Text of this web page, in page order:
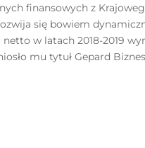
finansowych z
się bowiem
w latach 2018-2019
mu tytuł Gepard